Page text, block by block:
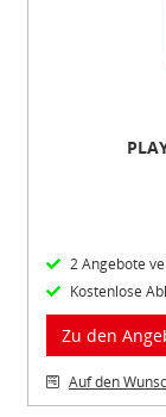
2 Angebote
Kostenlose
Zu den
Auf den